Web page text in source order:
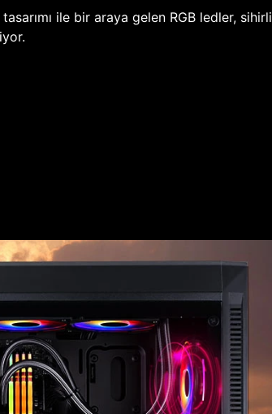
tasarımı ile bir araya gelen RGB ledler, sihirli